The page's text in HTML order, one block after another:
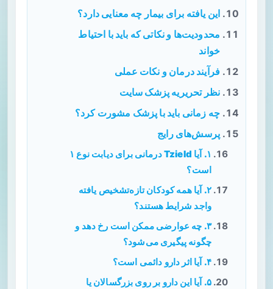
این یافته برای بیمار چه معنایی دارد؟
محدودیت‌ها و نکاتی که باید با احتیاط
خواند
فرآیند درمان و نکات عملی
نظر تحریریه پزشک سایت
چه زمانی باید با پزشک مشورت کرد؟
پرسش‌های رایج
۱. آیا Tzield درمانی برای دیابت نوع ۱
است؟
۲. آیا همه کودکان تازه‌تشخیص یافته
واجد شرایط هستند؟
۳. چه عوارضی ممکن است رخ دهد و
چگونه پیگیری می‌شود؟
۴. آیا اثر دارو دائمی است؟
۵. آیا این دارو بر روی بزرگسالان یا